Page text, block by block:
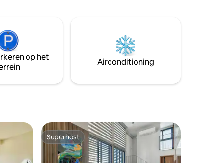
lopen.
de
voor
foodcourt, entertainmentruimte. - 8e
verdieping: bioscoop. - 10e verdieping:
VNVC Vaccinatiecentrum. - 12A
verdieping: overloopzwembad.
op het
Airconditioning
Superhost
Superhost